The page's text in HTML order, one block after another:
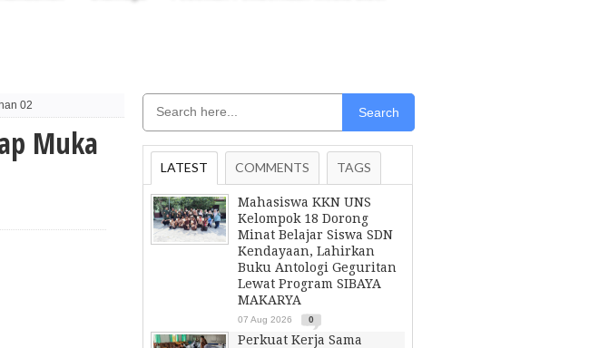
02
Muka
Search
LATEST COMMENTS TAGS
Mahasiswa KKN UNS
Kelompok 18 Dorong
Minat Belajar Siswa SDN
Kendayaan, Lahirkan
Buku Antologi Geguritan
Lewat Program SIBAYA
MAKARYA
07 Aug 2026 0
Perkuat Kerja Sama